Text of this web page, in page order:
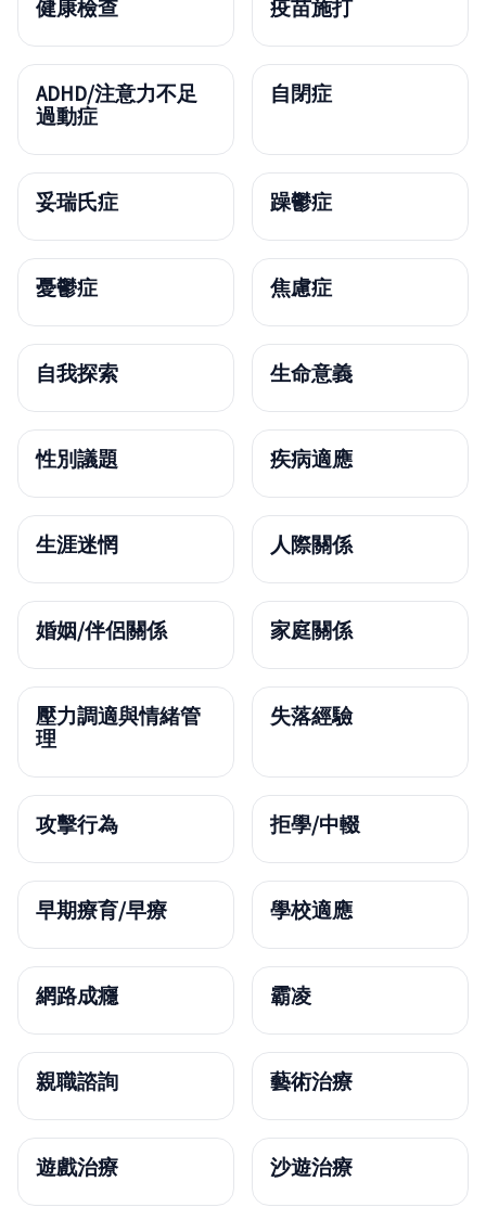
健康檢查 疫苗施打
ADHD/注意力不足
過動症
自閉症
妥瑞氏症 躁鬱症
憂鬱症 焦慮症
自我探索 生命意義
性別議題 疾病適應
生涯迷惘 人際關係
婚姻/伴侶關係 家庭關係
壓力調適與情緒管
理
失落經驗
攻擊行為 拒學/中輟
早期療育/早療 學校適應
網路成癮 霸凌
親職諮詢 藝術治療
遊戲治療 沙遊治療